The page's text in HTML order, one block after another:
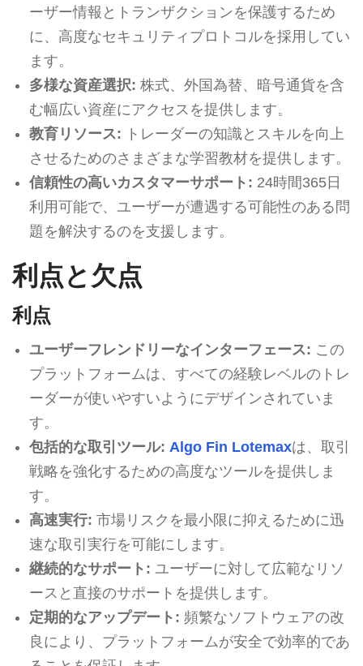
ーザー情報とトランザクションを保護するため
に、高度なセキュリティプロトコルを採用してい
ます。
多様な資産選択: 株式、外国為替、暗号通貨を含
む幅広い資産にアクセスを提供します。
教育リソース: トレーダーの知識とスキルを向上
させるためのさまざまな学習教材を提供します。
信頼性の高いカスタマーサポート: 24時間365日
利用可能で、ユーザーが遭遇する可能性のある問
題を解決するのを支援します。
利点と欠点
利点
ユーザーフレンドリーなインターフェース: この
プラットフォームは、すべての経験レベルのトレ
ーダーが使いやすいようにデザインされていま
す。
包括的な取引ツール: Algo Fin Lotemaxは、取引
戦略を強化するための高度なツールを提供しま
す。
高速実行: 市場リスクを最小限に抑えるために迅
速な取引実行を可能にします。
継続的なサポート: ユーザーに対して広範なリソ
ースと直接のサポートを提供します。
定期的なアップデート: 頻繁なソフトウェアの改
良により、プラットフォームが安全で効率的であ